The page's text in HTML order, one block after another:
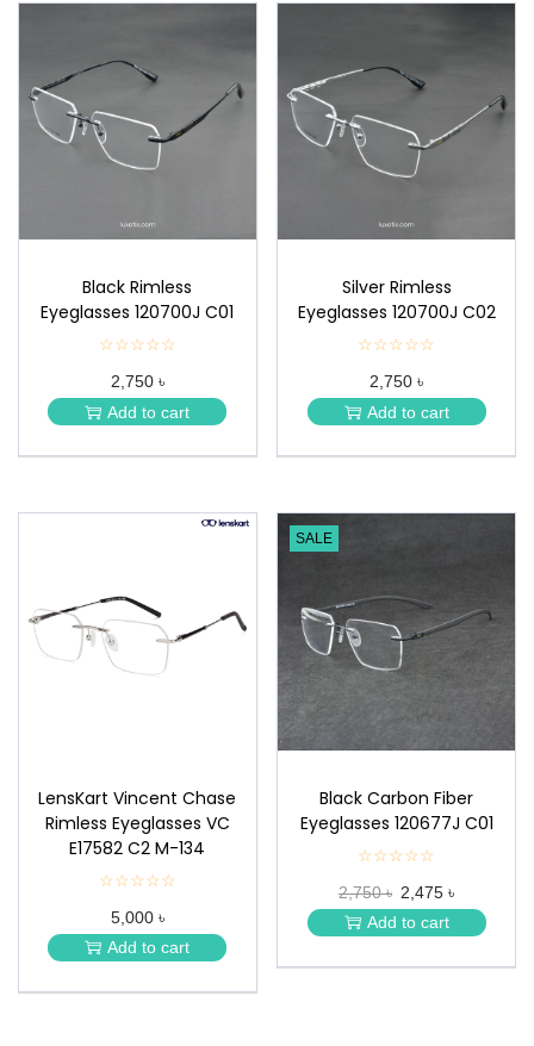
Black Rimless
Eyeglasses 120700J C01
☆☆☆☆☆
★
★
★
★
2,750 ৳
Add to cart
Silver Rimless
Eyeglasses 120700J C02
☆☆☆☆☆
★
★
★
★
2,750 ৳
Add to cart
LensKart Vincent Chase
Rimless Eyeglasses VC
E17582 C2 M-134
☆☆☆☆☆
★
★
★
★
5,000 ৳
Add to cart
SALE
Black Carbon Fiber
Eyeglasses 120677J C01
☆☆☆☆☆
★
★
★
★
2,750 ৳ 2,475 ৳
Add to cart